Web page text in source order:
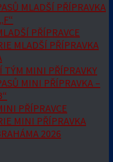
MLADŠÍ PŘÍPRAVKA
PŘÍPRAVCE
MLADŠÍ PŘÍPRAVKA
TÝM MINI PŘÍPRAVKY
MINI PŘÍPRAVKA –
PŘÍPRAVCE
MINI PŘÍPRAVKA
2026